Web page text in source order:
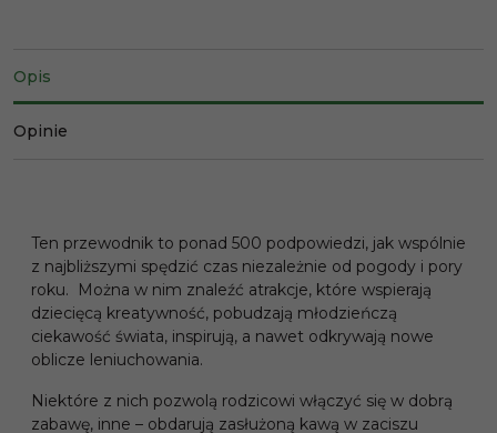
Opis
Opinie
Ten przewodnik to ponad 500 podpowiedzi, jak wspólnie
z najbliższymi spędzić czas niezależnie od pogody i pory
roku. Można w nim znaleźć atrakcje, które wspierają
dziecięcą kreatywność, pobudzają młodzieńczą
ciekawość świata, inspirują, a nawet odkrywają nowe
oblicze leniuchowania.
Niektóre z nich pozwolą rodzicowi włączyć się w dobrą
zabawę, inne – obdarują zasłużoną kawą w zaciszu